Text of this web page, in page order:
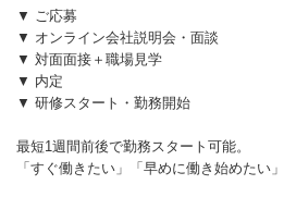
▼ ご応募
▼ オンライン会社説明会・面談
▼ 対面面接＋職場見学
▼ 内定
▼ 研修スタート・勤務開始
最短1週間前後で勤務スタート可能。
「すぐ働きたい」「早めに働き始めたい